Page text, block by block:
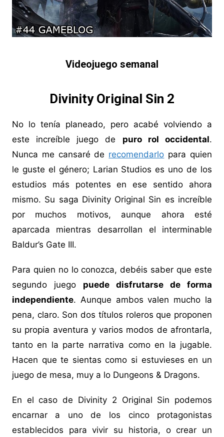
Videojuego semanal
Divinity Original Sin 2
No lo tenía planeado, pero acabé volviendo a
este increíble juego de puro rol occidental.
Nunca me cansaré de recomendarlo para quien
le guste el género; Larian Studios es uno de los
estudios más potentes en ese sentido ahora
mismo. Su saga Divinity Original Sin es increíble
por muchos motivos, aunque ahora esté
aparcada mientras desarrollan el interminable
Baldur’s Gate III.
Para quien no lo conozca, debéis saber que este
segundo juego puede disfrutarse de forma
independiente. Aunque ambos valen mucho la
pena, claro. Son dos títulos roleros que proponen
su propia aventura y varios modos de afrontarla,
tanto en la parte narrativa como en la jugable.
Hacen que te sientas como si estuvieses en un
juego de mesa, muy a lo Dungeons & Dragons.
En el caso de Divinity 2 Original Sin podemos
encarnar a uno de los cinco protagonistas
establecidos para vivir su historia, o crear un